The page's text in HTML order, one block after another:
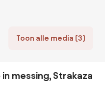
Toon alle media (3)
messing, Strakaza